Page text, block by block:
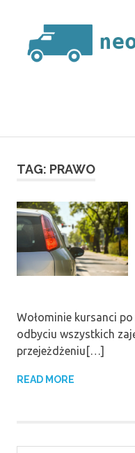
content
TAG: PRAWO
Wołominie kursanci
odbyciu wszystkich
przejeżdżeniu[…]
READ MORE